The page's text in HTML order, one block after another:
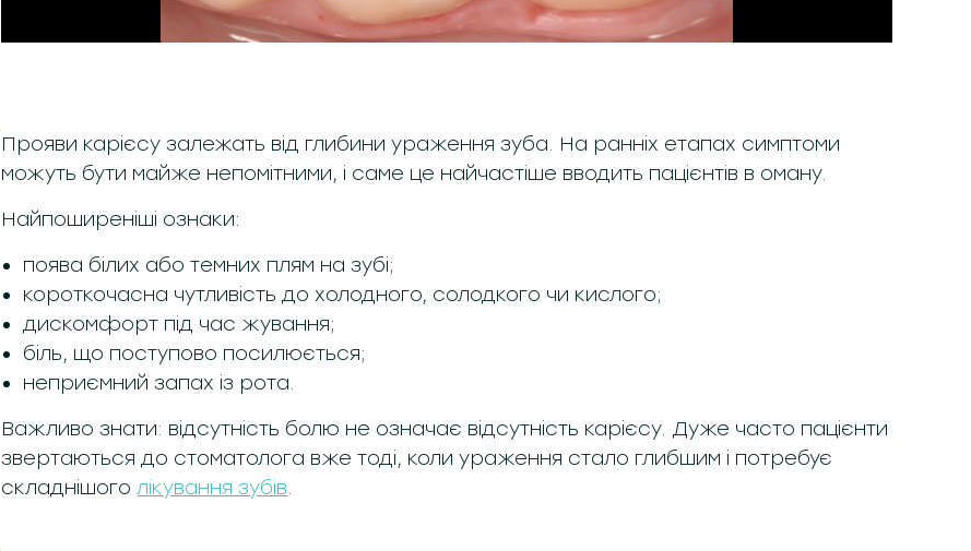
Прояви карієсу залежать від глибини ураження зуба. На ранніх етапах симптоми
можуть бути майже непомітними, і саме це найчастіше вводить пацієнтів в оману.
Найпоширеніші ознаки:
поява білих або темних плям на зубі;
короткочасна чутливість до холодного, солодкого чи кислого;
дискомфорт під час жування;
біль, що поступово посилюється;
неприємний запах із рота.
Важливо знати: відсутність болю не означає відсутність карієсу. Дуже часто пацієнти
звертаються до стоматолога вже тоді, коли ураження стало глибшим і потребує
складнішоголікування зубів.